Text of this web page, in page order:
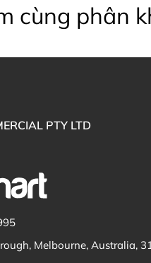
cùng phân
PTY LTD
Melbourne, Australia,